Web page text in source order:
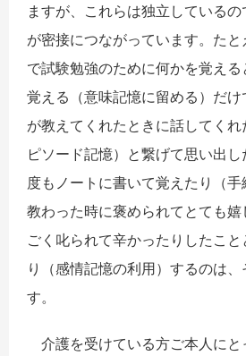
ますが、これらは独立している
が密接につながっています。た
で試験勉強のために何かを覚え
覚える（意味記憶に留める）だ
が教えてくれたときに話してく
ピソード記憶）と繋げて思い出
度もノートに書いて覚えたり（手
教わった時に褒められてとても
ごく叱られて辛かったりしたこ
り（感情記憶の利用）するのは
す。
介護を受けている方ご本人にと